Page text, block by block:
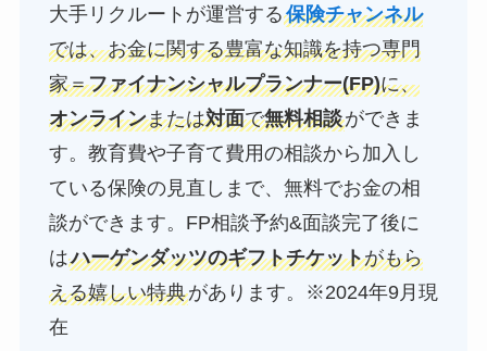
大手リクルートが運営する保険チャンネル
では、お金に関する豊富な知識を持つ専門
家＝ファイナンシャルプランナー(FP)に、
オンラインまたは対面で無料相談ができま
す。教育費や子育て費用の相談から加入し
ている保険の見直しまで、無料でお金の相
談ができます。FP相談予約&面談完了後に
はハーゲンダッツのギフトチケットがもら
える嬉しい特典があります。※2024年9月現
在